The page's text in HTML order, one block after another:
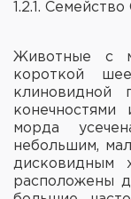
1.2.1.
Животные с
короткой
клиновидной
конечностями
морда
небольшим,
дисковидным
расположены